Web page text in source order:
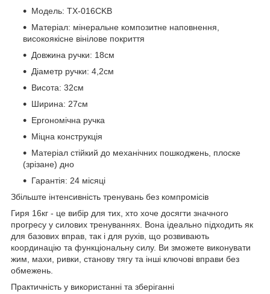
Модель: TX-016CKB
Матеріал: мінеральне композитне наповнення,
високоякісне вінілове покриття
Довжина ручки: 18см
Діаметр ручки: 4,2см
Висота: 32см
Ширина: 27см
Ергономічна ручка
Міцна конструкція
Матеріал стійкий до механічних пошкоджень, плоске
(зрізане) дно
Гарантія: 24 місяці
Збільште інтенсивність тренувань без компромісів
Гиря 16кг - це вибір для тих, хто хоче досягти значного
прогресу у силових тренуваннях. Вона ідеально підходить як
для базових вправ, так і для рухів, що розвивають
координацію та функціональну силу. Ви зможете виконувати
жим, махи, ривки, станову тягу та інші ключові вправи без
обмежень.
Практичність у використанні та зберіганні